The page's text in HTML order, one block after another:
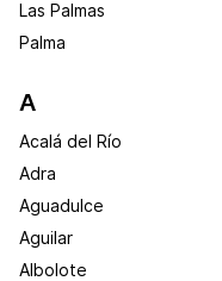
Las Palmas
Palma
A
Acalá del Río
Adra
Aguadulce
Aguilar
Albolote